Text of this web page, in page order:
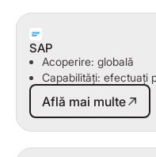
SAP
Acoperire: globală
Capabilități: efectuați
Află mai multe
Află mai multe